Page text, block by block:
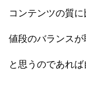
コンテンツの質に
値段のバランスが
と思うのであれ